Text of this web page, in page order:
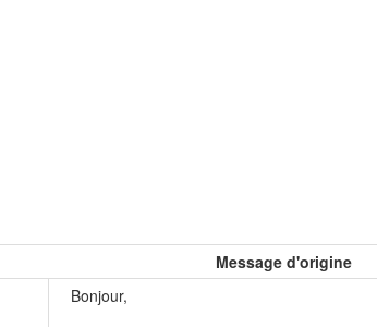
Message d'origine
Bonjour,